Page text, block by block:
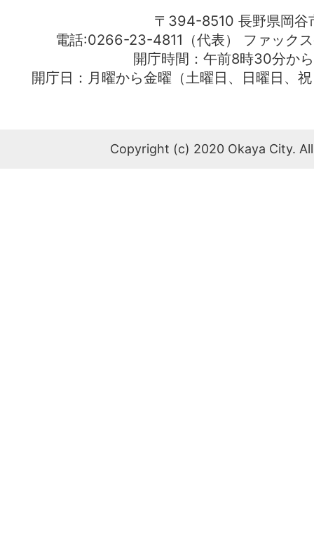
〒394-8510 長野県岡谷
電話:0266-23-4811（代表） ファッ
開庁時間：午前8時30分か
開庁日：月曜から金曜（土曜日、日曜日、
Copyright (c) 2020 Okaya City.